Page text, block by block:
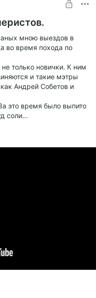
мною выездов в
во время похода по
только новички. К ним
и такие мэтры
Андрей Собетов и
это время было выпито
соли...